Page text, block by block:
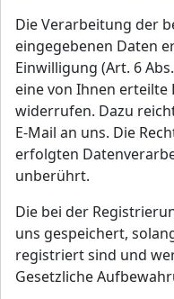
Die Verarbeitung der
eingegebenen Daten
Einwilligung (Art. 6
eine von Ihnen
widerrufen. Dazu
E-Mail an uns. Die
erfolgten
unberührt.
Die bei der
uns gespeichert,
registriert sind und
Gesetzliche